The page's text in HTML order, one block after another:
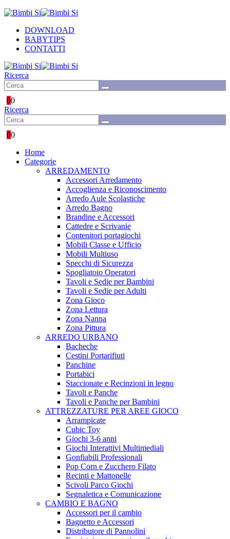
DOWNLOAD
BABYTIPS
CONTATTI
Ricerca
00
Ricerca
00
Home
Categorie
ARREDAMENTO
Accessori Arredamento
Accoglienza e Riconoscimento
Arredo Aule Scolastiche
Arredo Bagno
Brandine e Accessori
Cattedre e Scrivanie
Contenitori portagiochi
Mobili Classe e Ufficio
Mobili Multiuso
Specchi di Sicurezza
Spogliatoio Operatori
Tavoli e Sedie per Bambini
Tavoli e Sedie per Adulti
Zona Gioco
Zona Lettura
Zona Nanna
Zona Pittura
ARREDO URBANO
Bacheche
Cestini Portarifiuti
Panchine
Portabici
Staccionate e Recinzioni in legno
Tavoli e Panche
Tavoli e Panche per Bambini
ATTREZZATURE PER AREE GIOCO
Arrampicate
Cubic Toy
Giochi 3-6 anni
Giochi Interattivi Multimediali
Gonfiabili Professionali
Pop Corn e Zucchero Filato
Recinti e Mattonelle
Scivoli Parco Giochi
Segnaletica e Comunicazione
CAMBIO E BAGNO
Accessori per il cambio
Bagnetto e Accessori
Distributore di Pannolini